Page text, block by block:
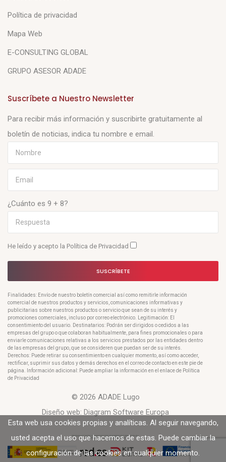
Política de privacidad
Mapa Web
E-CONSULTING GLOBAL
GRUPO ASESOR ADADE
Suscríbete a Nuestro Newsletter
Para recibir más información y suscribirte gratuitamente al
boletín de noticias, indica tu nombre e email.
¿Cuánto es 9 + 8?
He leído y acepto la Política de Privacidad
SUSCRÍBETE
Finalidades: Envío de nuestro boletín comercial así como remitirle información
comercial de nuestros productos y servicios, comunicaciones informativas y
publicitarias sobre nuestros productos o servicio que sean de su interés y
promociones comerciales, incluso por correo electrónico. Legitimación: El
consentimiento del usuario. Destinatarios: Podrán ser dirigidos o cedidos a las
empresas del grupo o que colaboran habitualmente, para fines promocionales o para
enviarle comunicaciones relativas a los servicios prestados por las entidades dentro
de las empresas del grupo, que se consideren que puedan ser de su interés.
Derechos: Puede retirar su consentimiento en cualquier momento, así como acceder,
rectificar, suprimir sus datos y demás derechos en el correo de contacto en este pie de
página. Información adicional: Puede ampliar la información en el enlace de Política
de Privacidad
© 2026 ADADE Lugo
Diseño web: Diagram Software Europa
Esta web usa cookies propias y analíticas. Al seguir navegando,
usted acepta el uso que hacemos de estas. Puede cambiar la
configuración de las cookies en cualquier momento.